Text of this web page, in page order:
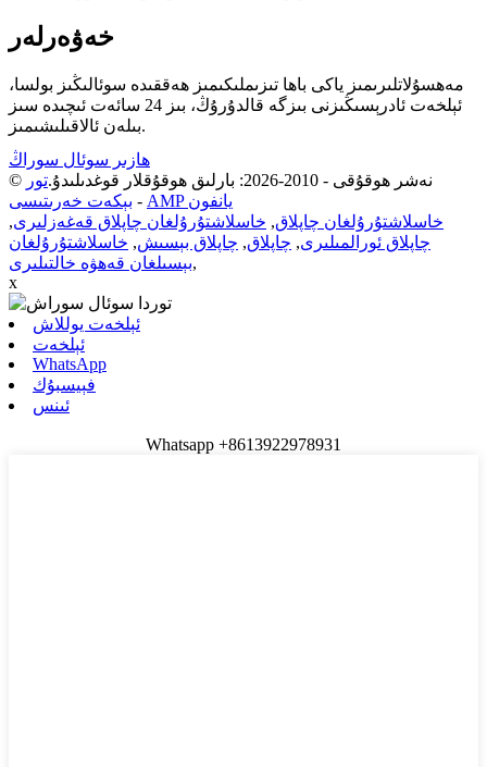
خەۋەرلەر
مەھسۇلاتلىرىمىز ياكى باھا تىزىملىكىمىز ھەققىدە سوئالىڭىز بولسا،
ئېلخەت ئادرېسىڭىزنى بىزگە قالدۇرۇڭ، بىز 24 سائەت ئىچىدە سىز
بىلەن ئالاقىلىشىمىز.
ھازىر سوئال سوراڭ
© نەشر ھوقۇقى - 2010-2026: بارلىق ھوقۇقلار قوغدىلىدۇ.
تور
بېكەت خەرىتىسى -
AMP يانفون
خاسلاشتۇرۇلغان چاپلاق, خاسلاشتۇرۇلغان چاپلاق قەغەزلىرى,
چاپلاق ئورالمىلىرى, چاپلاق, چاپلاق بېسىش, خاسلاشتۇرۇلغان
بېسىلغان قەھۋە خالتىلىرى,
x
ئېلخەت يوللاش
ئېلخەت
WhatsApp
فېيسبۇك
ئىنس
Whatsapp +8613922978931